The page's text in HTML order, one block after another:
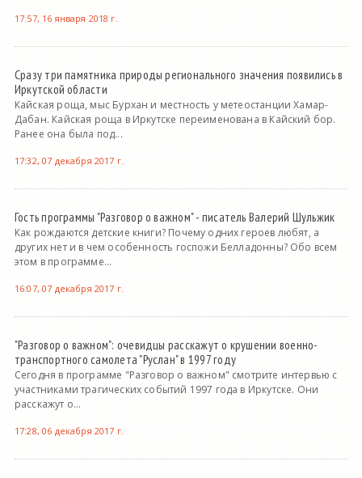
17:57, 16 января 2018 г.
Сразу три памятника природы регионального значения появились в
Иркутской области
Кайская роща, мыс Бурхан и местность у метеостанции Хамар-
Дабан. Кайская роща в Иркутске переименована в Кайский бор.
Ранее она была под...
17:32, 07 декабря 2017 г.
Гость программы "Разговор о важном" - писатель Валерий Шульжик
Как рождаются детские книги? Почему одних героев любят, а
других нет и в чем особенность госпожи Белладонны? Обо всем
этом в программе...
16:07, 07 декабря 2017 г.
"Разговор о важном": очевидцы расскажут о крушении военно-
транспортного самолета "Руслан" в 1997 году
Сегодня в программе "Разговор о важном" смотрите интервью с
участниками трагических событий 1997 года в Иркутске. Они
расскажут о...
17:28, 06 декабря 2017 г.